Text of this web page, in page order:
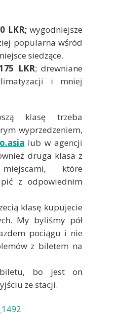
LKR; wygodniejsze
popularna wśród
siedzące.
LKR; drewniane
i mniej
klasę trzeba
wyprzedzeniem,
lub w agencji
druga klasa z
które
z odpowiednim
klasę kupujecie
My byliśmy pół
pociągu i nie
z biletem na
bo jest on
ze stacji.